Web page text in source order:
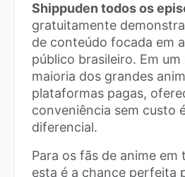
Shippuden todos os
gratuitamente
de conteúdo focada em
público brasileiro. Em
maioria dos grandes
plataformas pagas,
conveniência sem custo
diferencial.
Para os fãs de anime em
esta é a chance perfeita